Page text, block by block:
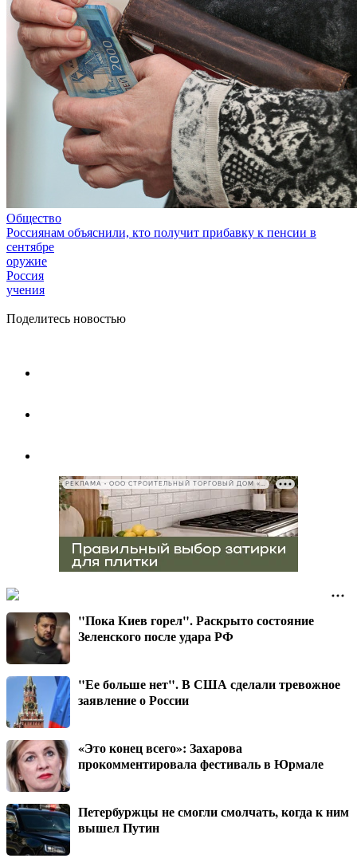
Общество
Россиянам объяснили, кто получит прибавку к пенсии в
сентябре
оружие
Россия
учения
Поделитесь новостью
РЕКЛАМА • ООО СТРОИТЕЛЬНЫЙ ТОРГОВЫЙ ДОМ «ПЕТРОВИЧ», ИНН 7802348846
"Пока Киев горел". Раскрыто состояние
Зеленского после удара РФ
"Ее больше нет". В США сделали тревожное
заявление о России
«Это конец всего»: Захарова
прокомментировала фестиваль в Юрмале
Петербуржцы не смогли смолчать, когда к ним
вышел Путин